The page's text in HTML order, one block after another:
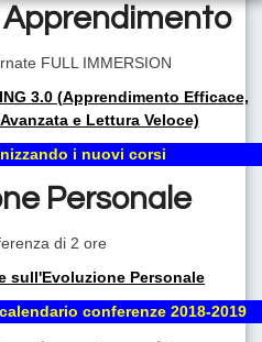
Apprendimento
FULL IMMERSION
3.0 (Apprendimento Efficace,
e Lettura Veloce)
i nuovi corsi
Personale
di 2 ore
sull'Evoluzione Personale
conferenze 2018-2019